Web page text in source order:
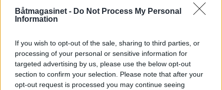
Båtmagasinet - Do Not Process My Personal
Information
If you wish to opt-out of the sale, sharing to third parties, or
processing of your personal or sensitive information for
targeted advertising by us, please use the below opt-out
section to confirm your selection. Please note that after your
opt-out request is processed you may continue seeing
friluftlivet utøves ganske likt, men også
også at ulykkesårsakene er veldig like
innenfor Norden, sier Inger Högström-
Westerling, i Svenska Båtunionen og
medlem i Nordisk Båtråd.